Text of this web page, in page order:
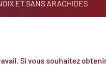
ET SANS ARACHIDES
Si vous souhaitez